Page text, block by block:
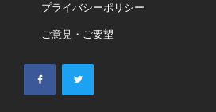
プライバシーポリシー
ご意見・ご要望